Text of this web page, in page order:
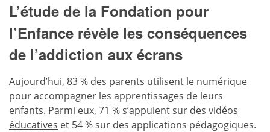
L’étude de la Fondation pour
l’Enfance révèle les conséquences
de l’addiction aux écrans
Aujourd’hui, 83 % des parents utilisent le numérique
pour accompagner les apprentissages de leurs
enfants. Parmi eux, 71 % s’appuient sur des vidéos
éducatives et 54 % sur des applications pédagogiques.